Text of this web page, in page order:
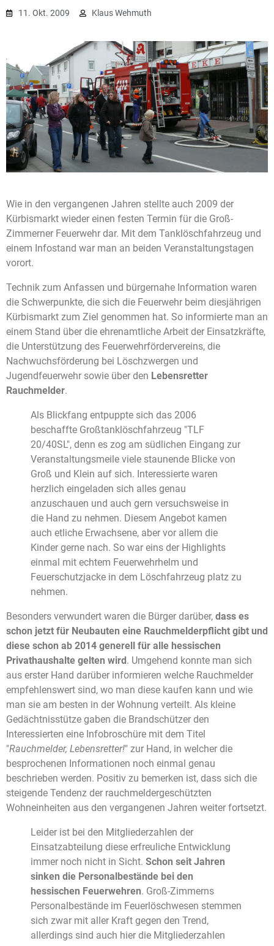
11. Okt. 2009 Klaus Wehmuth
Wie in den vergangenen Jahren stellte auch 2009 der
Kürbismarkt wieder einen festen Termin für die Groß-
Zimmerner Feuerwehr dar. Mit dem Tanklöschfahrzeug und
einem Infostand war man an beiden Veranstaltungstagen
vorort.
Technik zum Anfassen und bürgernahe Information waren
die Schwerpunkte, die sich die Feuerwehr beim diesjährigen
Kürbismarkt zum Ziel genommen hat. So informierte man an
einem Stand über die ehrenamtliche Arbeit der Einsatzkräfte,
die Unterstützung des Feuerwehrfördervereins, die
Nachwuchsförderung bei Löschzwergen und
Jugendfeuerwehr sowie über den Lebensretter
Rauchmelder.
Als Blickfang entpuppte sich das 2006
beschaffte Großtanklöschfahrzeug "TLF
20/40SL", denn es zog am südlichen Eingang zur
Veranstaltungsmeile viele staunende Blicke von
Groß und Klein auf sich. Interessierte waren
herzlich eingeladen sich alles genau
anzuschauen und auch gern versuchsweise in
die Hand zu nehmen. Diesem Angebot kamen
auch etliche Erwachsene, aber vor allem die
Kinder gerne nach. So war eins der Highlights
einmal mit echtem Feuerwehrhelm und
Feuerschutzjacke in dem Löschfahrzeug platz zu
nehmen.
Besonders verwundert waren die Bürger darüber, dass es
schon jetzt für Neubauten eine Rauchmelderpflicht gibt und
diese schon ab 2014 generell für alle hessischen
Privathaushalte gelten wird . Umgehend konnte man sich
aus erster Hand darüber informieren welche Rauchmelder
empfehlenswert sind, wo man diese kaufen kann und wie
man sie am besten in der Wohnung verteilt. Als kleine
Gedächtnisstütze gaben die Brandschützer den
Interessierten eine Infobroschüre mit dem Titel
"Rauchmelder, Lebensretter!" zur Hand, in welcher die
besprochenen Informationen noch einmal genau
beschrieben werden. Positiv zu bemerken ist, dass sich die
steigende Tendenz der rauchmeldergeschützten
Wohneinheiten aus den vergangenen Jahren weiter fortsetzt.
Leider ist bei den Mitgliederzahlen der
Einsatzabteilung diese erfreuliche Entwicklung
immer noch nicht in Sicht. Schon seit Jahren
sinken die Personalbestände bei den
hessischen Feuerwehren. Groß-Zimmerns
Personalbestände im Feuerlöschwesen stemmen
sich zwar mit aller Kraft gegen den Trend,
allerdings sind auch hier die Mitgliederzahlen